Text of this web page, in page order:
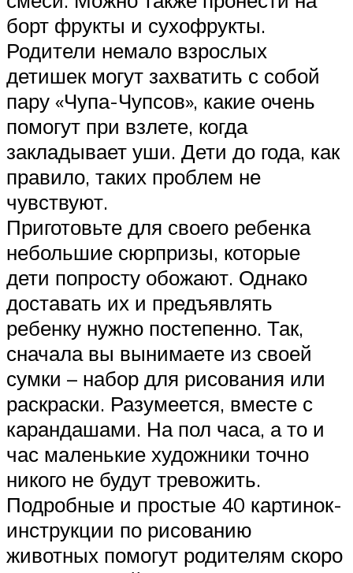
борт фрукты и сухофрукты.
Родители немало взрослых
детишек могут захватить с собой
пару «Чупа-Чупсов», какие очень
помогут при взлете, когда
закладывает уши. Дети до года, как
правило, таких проблем не
чувствуют.
Приготовьте для своего ребенка
небольшие сюрпризы, которые
дети попросту обожают. Однако
доставать их и предъявлять
ребенку нужно постепенно. Так,
сначала вы вынимаете из своей
сумки – набор для рисования или
раскраски. Разумеется, вместе с
карандашами. На пол часа, а то и
час маленькие художники точно
никого не будут тревожить.
Подробные и простые 40 картинок-
инструкции по рисованию
животных помогут родителям скоро